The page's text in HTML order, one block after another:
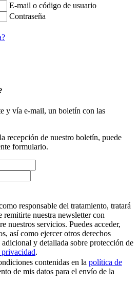
E-mail o código de usuario
Contraseña
y vía e-mail, un boletín con las
recepción de nuestro boletín, puede
formulario.
responsable del tratamiento, tratará
remitirte nuestra newsletter con
nuestros servicios. Puedes acceder,
así como ejercer otros derechos
y detallada sobre protección de
.
contenidas en la política de
de mis datos para el envío de la